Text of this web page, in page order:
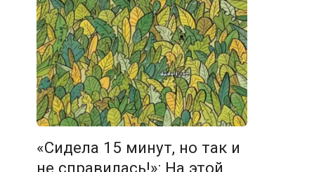
«Сидела 15 минут, но так и
не справилась!»: На этой